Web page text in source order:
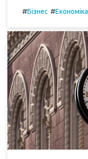
#Бізнес #Економіка